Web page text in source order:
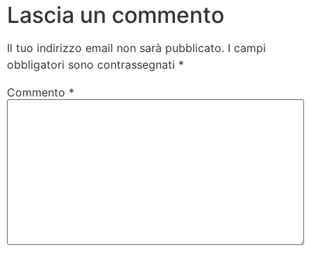
Lascia un commento
Il tuo indirizzo email non sarà pubblicato. I campi
obbligatori sono contrassegnati *
Commento *